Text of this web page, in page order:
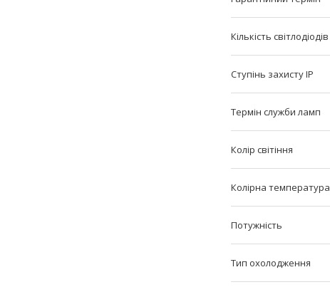
Кількість світлодіодів
Ступінь захисту IP
Термін служби ламп
Колір світіння
Колірна температура
Потужність
Тип охолодження